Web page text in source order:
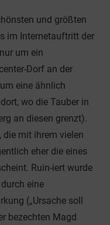
und größten
im Internetauftritt der
um ein
Dorf an der
eine ähnlich
wo die Tauber in
an diesen grenzt).
die mit ihrem vielen
eher die eines
Ruin-iert wurde
eine
(„Ursache soll
bezechten Magd